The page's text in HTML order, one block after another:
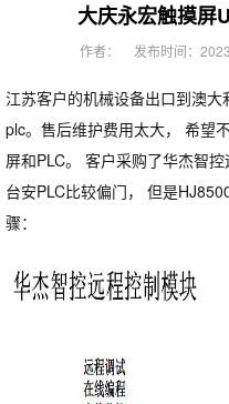
大庆永宏触摸屏
作者： 发布时间：
江苏客户的机械设备出口到澳
plc。售后维护费用太大， 希望
屏和PLC。 客户采购了华杰智
台安PLC比较偏门， 但是
骤：